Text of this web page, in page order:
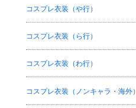
コスプレ衣装（や行）
コスプレ衣装（ら行）
コスプレ衣装（わ行）
コスプレ衣装（ノンキャラ・海外）